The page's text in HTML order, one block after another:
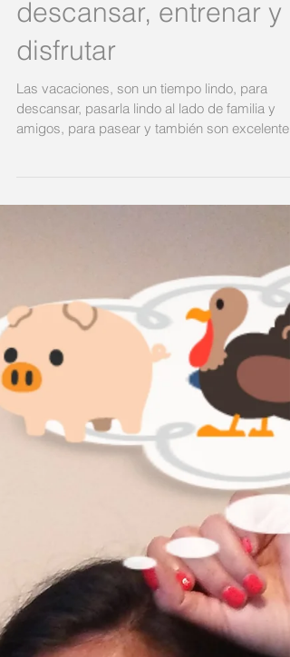
Vacaciones para
descansar, entrenar y
disfrutar
amigos, para pasear y también son excelentes